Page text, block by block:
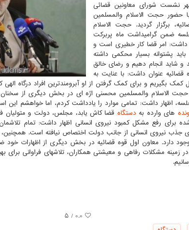
نشست شورای معاونین قضائی
حضور حجت الاسلام والمسلمین
برگزار گردید. حجت الاسلام
ضمن گرامیداشت ماه پربرکت
داشت: امر قضا کار خطیری است و
پشتوانه بسیار محکمی داشته
و شاید انجام دهیم و رضای خالق
عنوان داشت: با عنایت به
کمک بگیریم و برای کمک گرفتن از او آبرومندترین افراد درگاه
حجت الاسلام والمسلمین محسنی اژه ای در بخش دیگری از
اظهار داشت: تمامی موارد را یادداشت کردم، اما خواهشم این
های وارده به دستگاه قضا کاش یابد، مجلس، دولت و متولیان
شده برای رفع مشکل کمبود نیروی انسانی اظهار داشت: تمام
جذب نیروی انسانی از جانب دولت اختصاص نیافته است.
دارد. معاون اول قوه قضائیه در بخش دیگری از اظهارات خود
زمینه مشکلات رفاهی و معیشتی همکاران، تلاشهای فراوانی برای
0.0 / ۵